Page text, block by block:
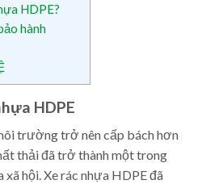
HDPE?
hành
HDPE
trường trở nên cấp bách hơn
thải đã trở thành một trong
hội. Xe rác nhựa HDPE đã